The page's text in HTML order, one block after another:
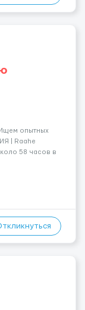
опытных
| Raahe
58 часов в